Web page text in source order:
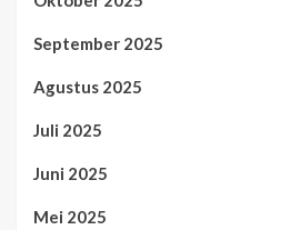
September 2025
Agustus 2025
Juli 2025
Juni 2025
Mei 2025